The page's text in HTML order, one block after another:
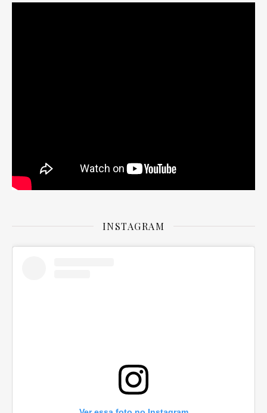
INSTAGRAM